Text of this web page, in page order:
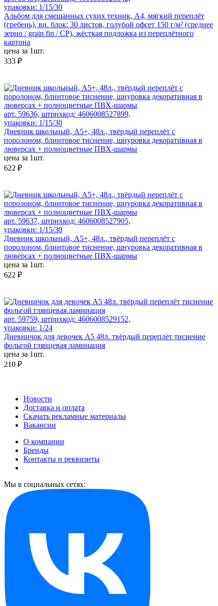
упаковки: 1/15/30
Альбом для смешанных сухих техник, А4, мягкий переплёт
(гребень), вн. блок: 30 листов, голубой офсет 150 г/м² (среднее
зерно / grain fin / CP), жёсткая подложка из переплётного
картона
цена за 1шт.
333 ₽
арт. 59636, штрихкод: 4606008527899,
упаковки: 1/15/30
Дневник школьный, А5+, 48л., твёрдый переплёт с
поролоном, блинтовое тиснение, шнуровка декоративная в
люверсах + полноцветные ПВХ-шармы
цена за 1шт.
622 ₽
арт. 59637, штрихкод: 4606008527905,
упаковки: 1/15/30
Дневник школьный, А5+, 48л., твёрдый переплёт с
поролоном, блинтовое тиснение, шнуровка декоративная в
люверсах + полноцветные ПВХ-шармы
цена за 1шт.
622 ₽
арт. 59759, штрихкод: 4606008529152,
упаковки: 1/24
Дневничок для девочек А5 48л. твёрдый переплёт тиснение
фольгой глянцевая ламинация
цена за 1шт.
210 ₽
Новости
Доставка и оплата
Скачать рекламные материалы
Вакансии
О компании
Бренды
Контакты и реквизиты
Мы в социальных сетях: